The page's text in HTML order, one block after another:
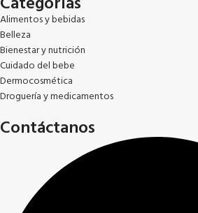
Alimentos y bebidas
Belleza
Bienestar y nutrición
Cuidado del bebe
Dermocosmética
Droguería y medicamentos
Contáctanos